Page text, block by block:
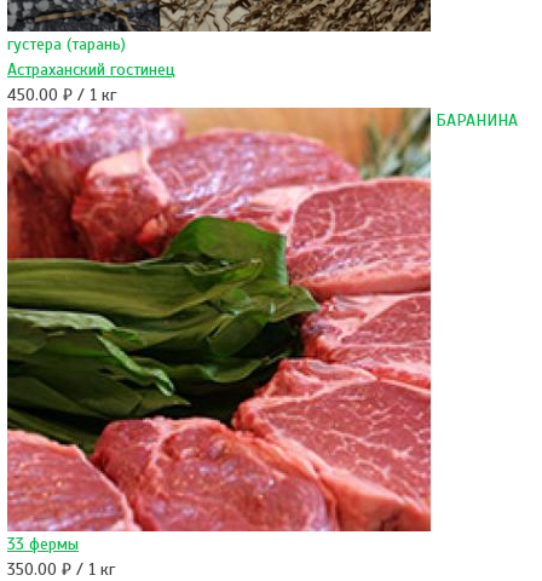
густера (тарань)
Астраханский гостинец
450.00 ₽ / 1 кг
БАРАНИНА
33 фермы
350.00 ₽ / 1 кг